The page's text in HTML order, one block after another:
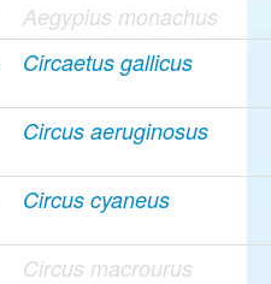
Aegypius monachus
Circaetus gallicus
Circus aeruginosus
Circus cyaneus
Circus macrourus